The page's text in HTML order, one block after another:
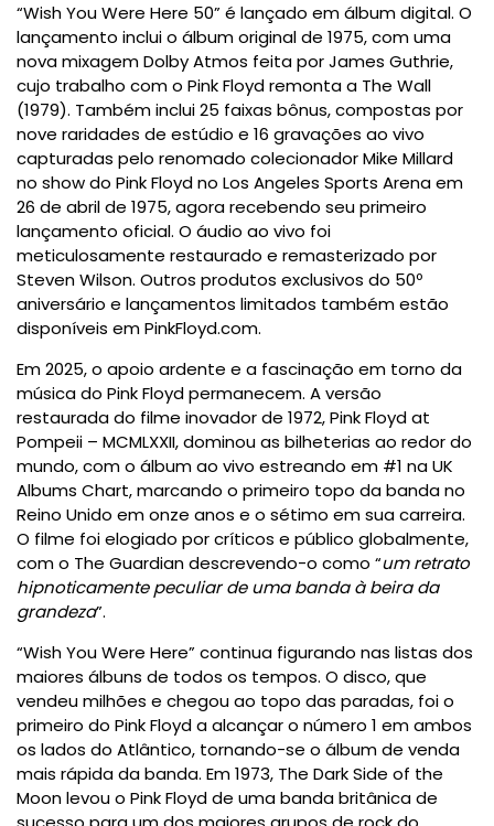
“Wish You Were Here 50” é lançado em álbum digital. O
lançamento inclui o álbum original de 1975, com uma
nova mixagem Dolby Atmos feita por James Guthrie,
cujo trabalho com o Pink Floyd remonta a The Wall
(1979). Também inclui 25 faixas bônus, compostas por
nove raridades de estúdio e 16 gravações ao vivo
capturadas pelo renomado colecionador Mike Millard
no show do Pink Floyd no Los Angeles Sports Arena em
26 de abril de 1975, agora recebendo seu primeiro
lançamento oficial. O áudio ao vivo foi
meticulosamente restaurado e remasterizado por
Steven Wilson. Outros produtos exclusivos do 50º
aniversário e lançamentos limitados também estão
disponíveis em PinkFloyd.com.
Em 2025, o apoio ardente e a fascinação em torno da
música do Pink Floyd permanecem. A versão
restaurada do filme inovador de 1972, Pink Floyd at
Pompeii – MCMLXXII, dominou as bilheterias ao redor do
mundo, com o álbum ao vivo estreando em #1 na UK
Albums Chart, marcando o primeiro topo da banda no
Reino Unido em onze anos e o sétimo em sua carreira.
O filme foi elogiado por críticos e público globalmente,
com o The Guardian descrevendo-o como “um retrato
hipnoticamente peculiar de uma banda à beira da
grandeza”.
“Wish You Were Here” continua figurando nas listas dos
maiores álbuns de todos os tempos. O disco, que
vendeu milhões e chegou ao topo das paradas, foi o
primeiro do Pink Floyd a alcançar o número 1 em ambos
os lados do Atlântico, tornando-se o álbum de venda
mais rápida da banda. Em 1973, The Dark Side of the
Moon levou o Pink Floyd de uma banda britânica de